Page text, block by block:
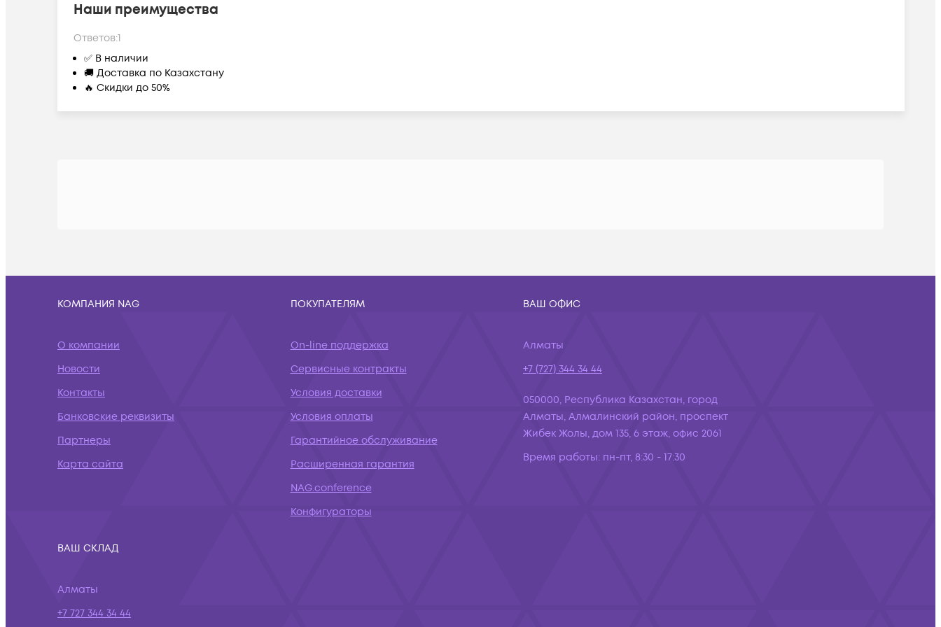
Наши преимущества
Ответов:1
✅ В наличии
🚚 Доставка по Казахстану
🔥 Скидки до 50%
КОМПАНИЯ NAG
О компании
Новости
Контакты
Банковские реквизиты
Партнеры
Карта сайта
ПОКУПАТЕЛЯМ
On-line поддержка
Сервисные контракты
Условия доставки
Условия оплаты
Гарантийное обслуживание
Расширенная гарантия
NAG.conference
Конфигураторы
ВАШ ОФИС
Алматы
+7 (727) 344 34 44
050000, Республика Казахстан, город
Алматы, Алмалинский район, проспект
Жибек Жолы, дом 135, 6 этаж, офис 2061
Время работы: пн-пт, 8:30 - 17:30
ВАШ СКЛАД
Алматы
+7 727 344 34 44